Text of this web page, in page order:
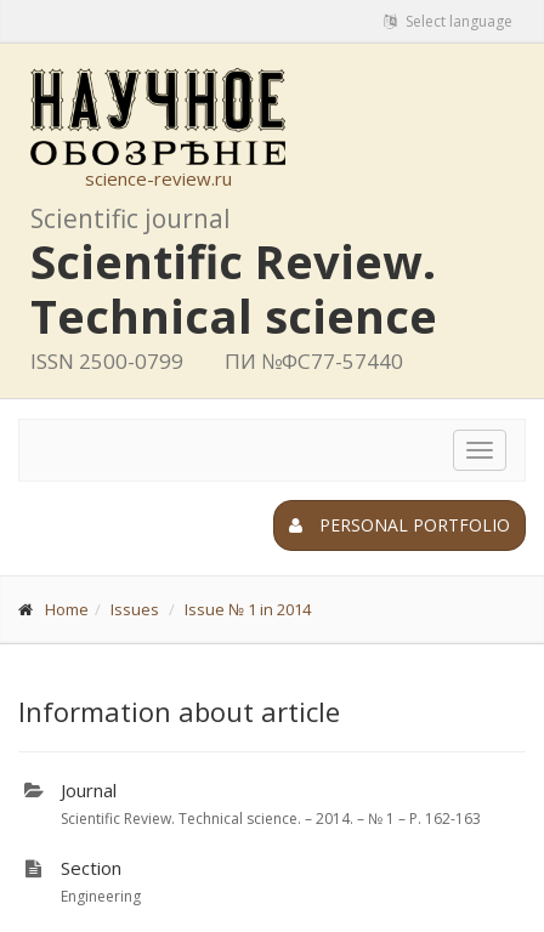
Select language
science-review.ru
Scientific journal
Scientific Review.
Technical science
ISSN 2500-0799 ПИ №ФС77-57440
Toggle
PERSONAL PORTFOLIO
Home Issues Issue № 1 in 2014
Information about article
Journal
Scientific Review. Technical science. – 2014. – № 1 – P. 162-163
Section
Engineering